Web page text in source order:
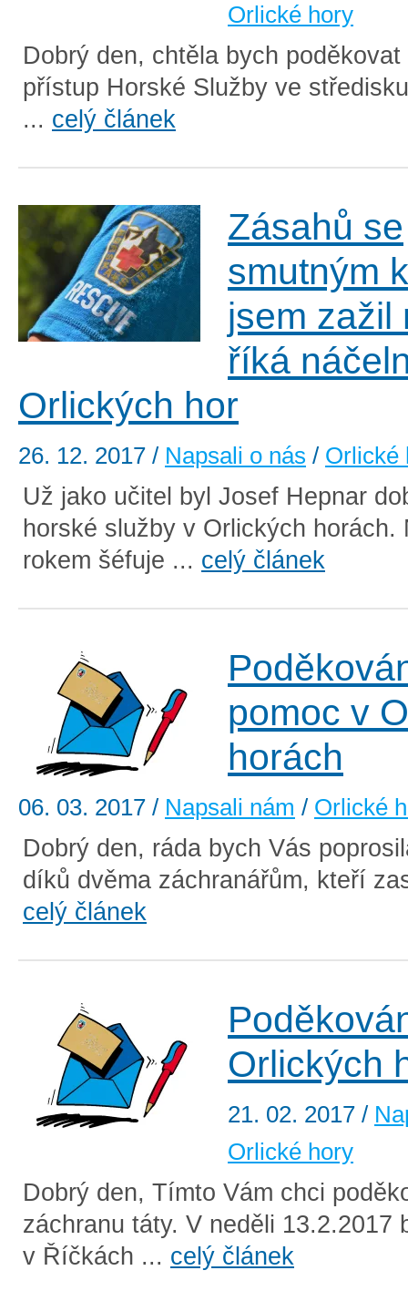
Orlické hory
Dobrý den, chtěla bych
přístup Horské Služby ve
... celý článek
Zásahů se
smutným
jsem zažil
říká
Orlických hor
26. 12. 2017 / Napsali o nás / Orlické
Už jako učitel byl Josef Hepnar
horské služby v Orlických
rokem šéfuje ... celý článek
pomoc v
horách
06. 03. 2017 / Napsali nám / Orlické
Dobrý den, ráda bych Vás
díků dvěma záchranářům, kteří
celý článek
Orlických
21. 02. 2017 /
Orlické hory
Dobrý den, Tímto Vám chci
záchranu táty. V neděli 13.2.2017
v Říčkách ... celý článek